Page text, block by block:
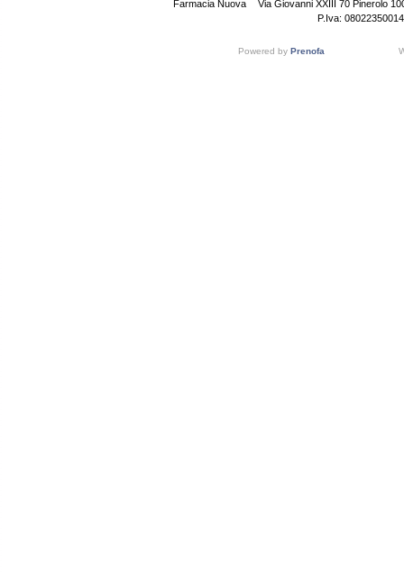
Farmacia Nuova
Via Giovanni XXIII 70 Pinerolo
P.Iva: 08022350014
Powered by Prenofa